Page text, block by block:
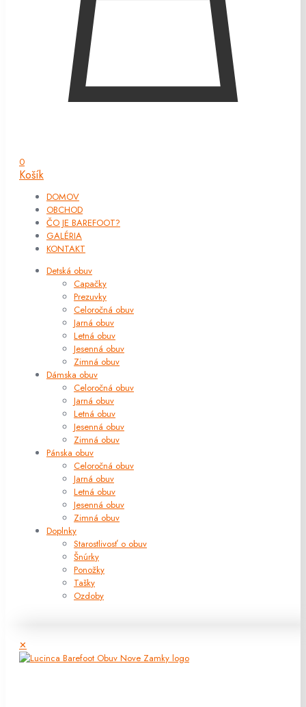
0
Košík
DOMOV
OBCHOD
ČO JE BAREFOOT?
GALÉRIA
KONTAKT
Detská obuv
Capačky
Prezuvky
Celoročná obuv
Jarná obuv
Letná obuv
Jesenná obuv
Zimná obuv
Dámska obuv
Celoročná obuv
Jarná obuv
Letná obuv
Jesenná obuv
Zimná obuv
Pánska obuv
Celoročná obuv
Jarná obuv
Letná obuv
Jesenná obuv
Zimná obuv
Doplnky
Starostlivosť o obuv
Šnúrky
Ponožky
Tašky
Ozdoby
✕